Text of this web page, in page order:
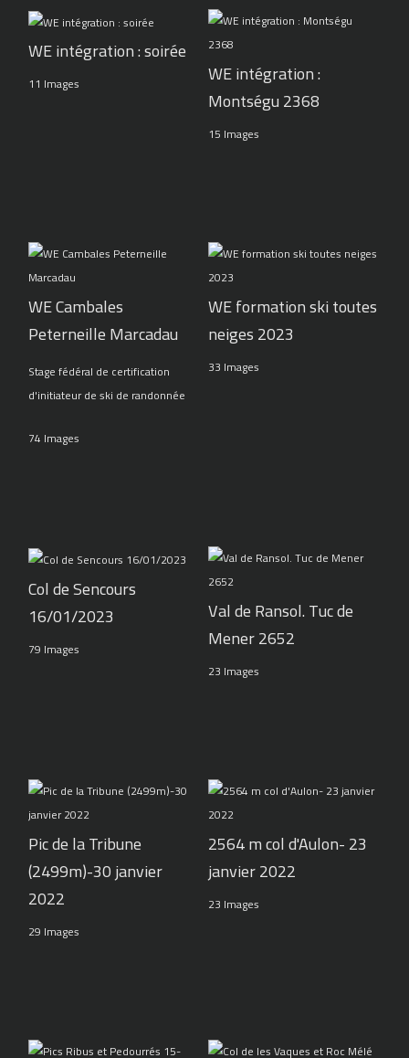
WE intégration : soirée
11 Images
WE intégration :
Montségu 2368
15 Images
WE Cambales
Peterneille Marcadau
Stage fédéral de certification
d'initiateur de ski de randonnée
74 Images
WE formation ski toutes
neiges 2023
33 Images
Col de Sencours
16/01/2023
79 Images
Val de Ransol. Tuc de
Mener 2652
23 Images
Pic de la Tribune
(2499m)-30 janvier
2022
29 Images
2564 m col d'Aulon- 23
janvier 2022
23 Images